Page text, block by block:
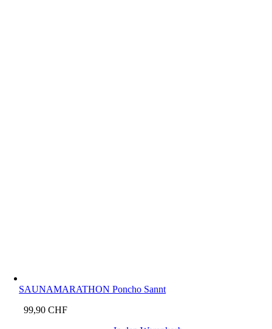
SAUNAMARATHON Poncho Sannt
99,90CHF